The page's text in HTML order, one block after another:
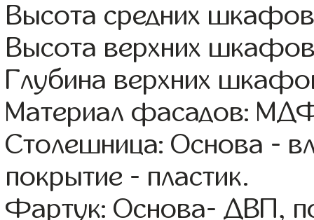
Высота средних
Высота верхних
Глубина верхних
Материал фасадов:
Столешница: Основа -
покрытие - пластик.
Фартук: Основа- ДВП,